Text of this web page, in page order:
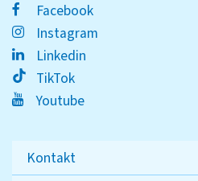
Facebook
Instagram
Linkedin
TikTok
Youtube
Kontakt